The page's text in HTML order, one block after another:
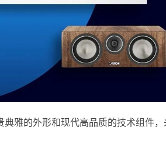
典雅的外形和现代高品质的技术组件